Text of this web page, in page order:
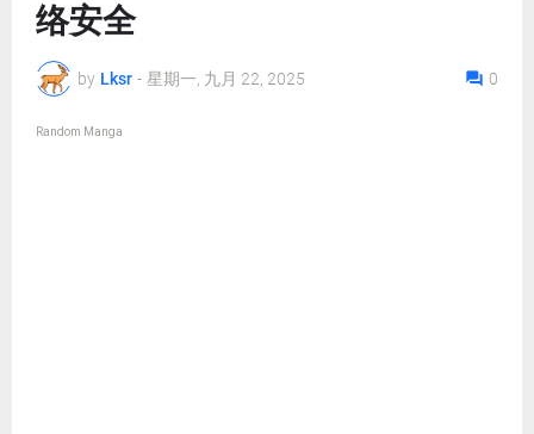
络安全
by Lksr - 星期一, 九月 22, 2025 0
Random Manga